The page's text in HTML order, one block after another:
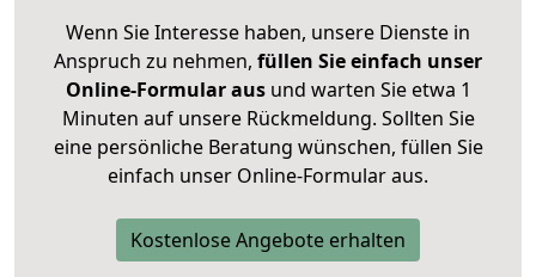
Wenn Sie Interesse haben, unsere Dienste in
Anspruch zu nehmen, füllen Sie einfach unser
Online-Formular ausund warten Sie etwa 1
Minuten auf unsere Rückmeldung. Sollten Sie
eine persönliche Beratung wünschen, füllen Sie
einfach unser Online-Formular aus.
Kostenlose Angebote erhalten